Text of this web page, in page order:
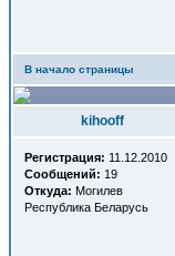
В начало страницы
kihooff
Регистрация: 11.12.2010
Сообщений: 19
Откуда: Могилев
Республика Беларусь